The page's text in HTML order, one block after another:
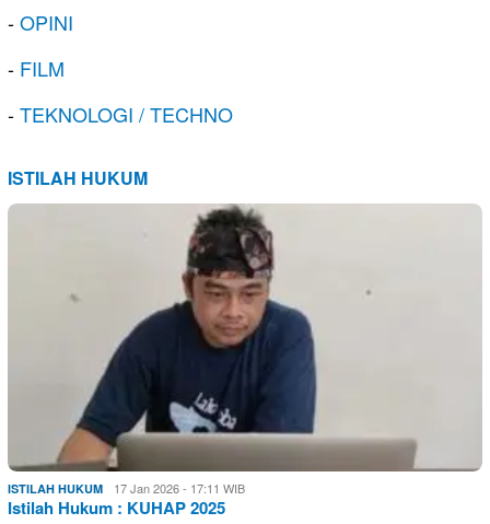
-OPINI
- FILM
-TEKNOLOGI / TECHNO
ISTILAH HUKUM
ISTILAH HUKUM 17 Jan 2026 - 17:11 WIB
Istilah Hukum : KUHAP 2025